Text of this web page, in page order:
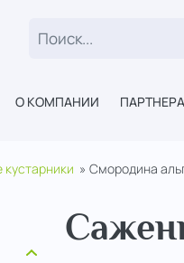
О КОМПАНИИ
Смородина